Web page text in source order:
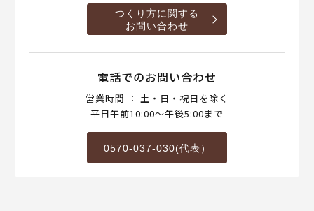
つくり方に関する
お問い合わせ
電話でのお問い合わせ
営業時間 ： 土・日・祝日を除く
平日午前10:00～午後5:00まで
0570-037-030(代表）